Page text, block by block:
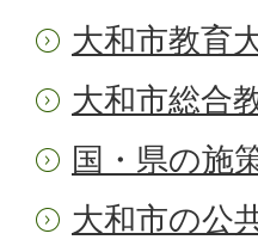
大和市教育
大和市総合
国・県の施
大和市の公